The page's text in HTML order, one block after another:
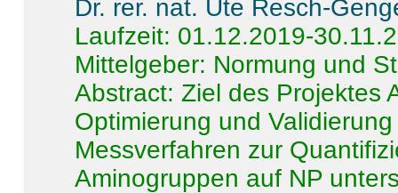
Dr. rer. nat. Ute Resch-
Laufzeit: 01.12.2019-
Mittelgeber: Normung und
Abstract:Ziel des Projektes
Optimierung und
Messverfahren zur
Aminogruppen auf NP